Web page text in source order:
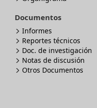
Documentos
Informes
Reportes técnicos
Doc. de investigación
Notas de discusión
Otros Documentos